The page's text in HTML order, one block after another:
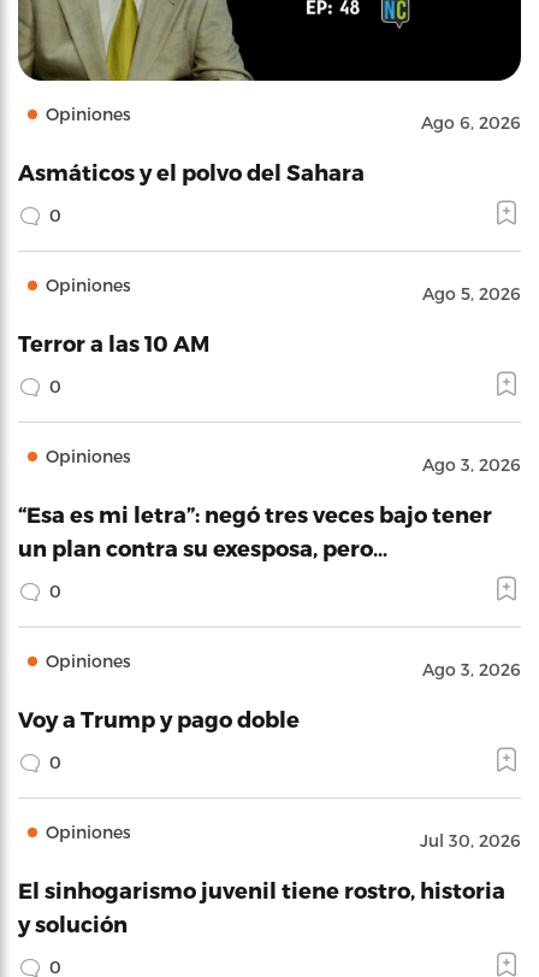
Opiniones Ago 6, 2026
Asmáticos y el polvo del Sahara
0
Opiniones Ago 5, 2026
Terror a las 10 AM
0
Opiniones Ago 3, 2026
“Esa es mi letra”: negó tres veces bajo tener
un plan contra su exesposa, pero…
0
Opiniones Ago 3, 2026
Voy a Trump y pago doble
0
Opiniones Jul 30, 2026
El sinhogarismo juvenil tiene rostro, historia
y solución
0